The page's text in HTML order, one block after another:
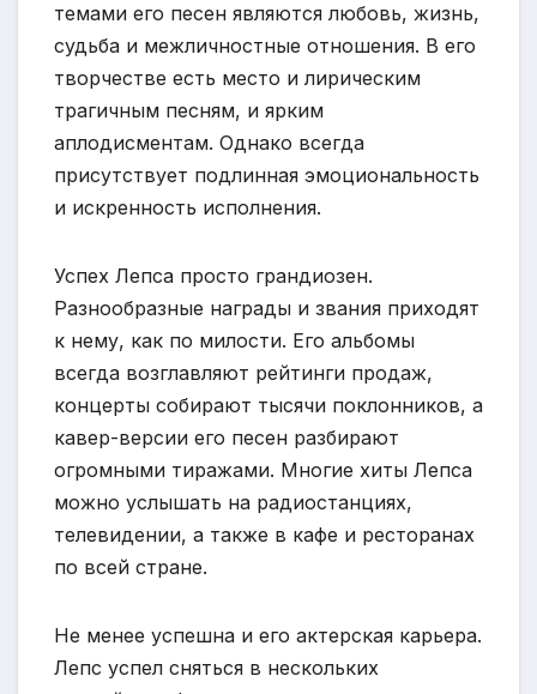
темами его песен являются любовь, жизнь,
судьба и межличностные отношения. В его
творчестве есть место и лирическим
трагичным песням, и ярким
аплодисментам. Однако всегда
присутствует подлинная эмоциональность
и искренность исполнения.
Успех Лепса просто грандиозен.
Разнообразные награды и звания приходят
к нему, как по милости. Его альбомы
всегда возглавляют рейтинги продаж,
концерты собирают тысячи поклонников, а
кавер-версии его песен разбирают
огромными тиражами. Многие хиты Лепса
можно услышать на радиостанциях,
телевидении, а также в кафе и ресторанах
по всей стране.
Не менее успешна и его актерская карьера.
Лепс успел сняться в нескольких